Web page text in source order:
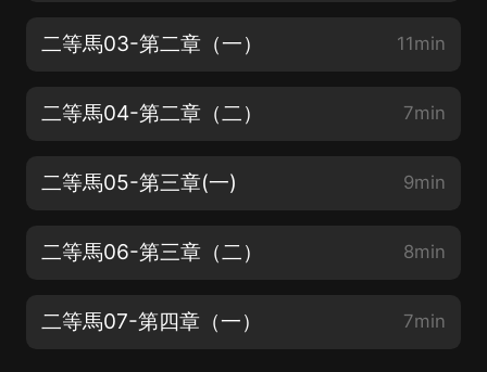
二等馬03-第二章（一） 11min
二等馬04-第二章（二） 7min
二等馬05-第三章(一) 9min
二等馬06-第三章（二） 8min
二等馬07-第四章（一） 7min